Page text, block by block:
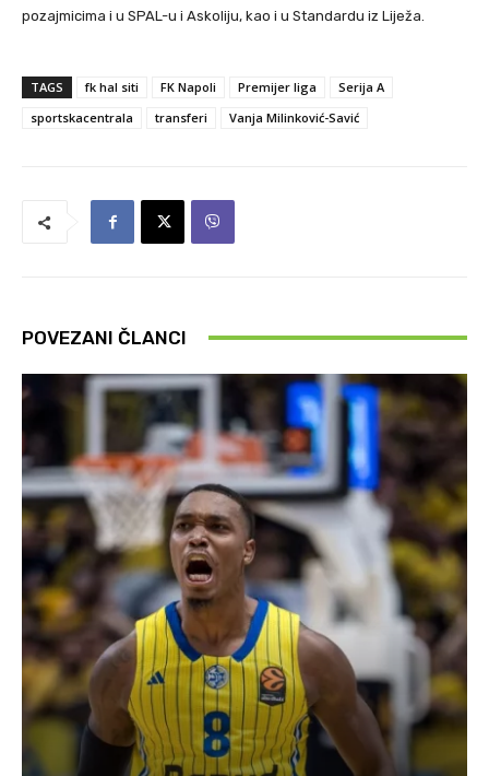
pozajmicima i u SPAL-u i Askoliju, kao i u Standardu iz Liježa.
TAGS fk hal siti FK Napoli Premijer liga
Serija A
sportskacentrala
transferi Vanja Milinković-Savić
POVEZANI ČLANCI